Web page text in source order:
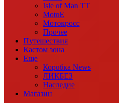
Isle of Man TT
MotoE
Мотокросс
Прочее
Путешествия
Кастом зона
Еще
Коробка News
ЛИКБЕЗ
Наследие
Магазин